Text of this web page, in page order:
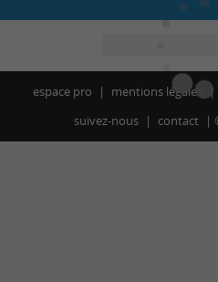
espace pro mentions légales
suivez-nous
contact